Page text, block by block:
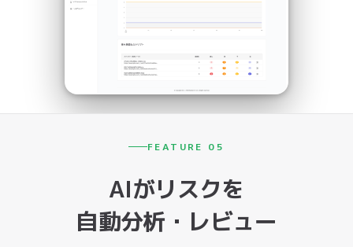
FEATURE 05
AIがリスクを
自動分析・レビュー